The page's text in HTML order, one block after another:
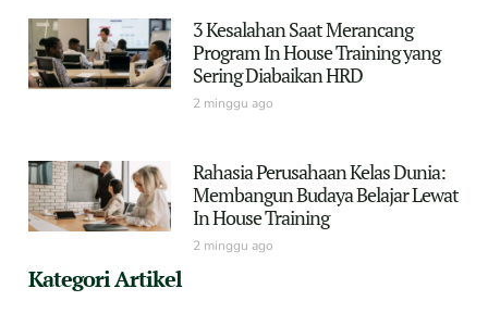
3 Kesalahan Saat Merancang
Program In House Training yang
Sering Diabaikan HRD
2 minggu ago
Rahasia Perusahaan Kelas Dunia:
Membangun Budaya Belajar Lewat
In House Training
2 minggu ago
Kategori Artikel